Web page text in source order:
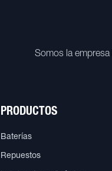
Somos la
PRODUCTOS
Baterías
Repuestos